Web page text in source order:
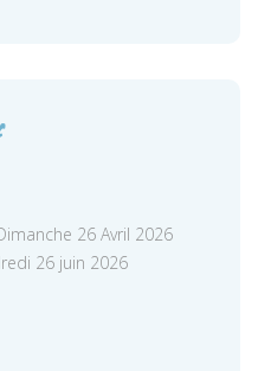
26 Avril 2026
26 juin 2026